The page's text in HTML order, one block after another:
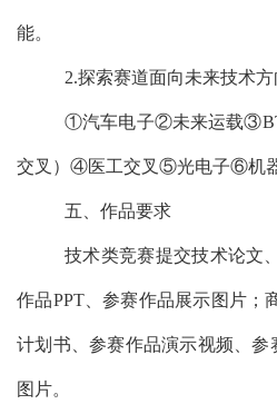
能。
2.探索赛道面向未来技术方
①汽车电子②未来运载
交叉） ④医工交叉 ⑤光电子⑥机
五、作品要求
技术类竞赛提交技术论文
作品PPT、参赛作品展示图片；
计划书、参赛作品演示视频、参
图片。